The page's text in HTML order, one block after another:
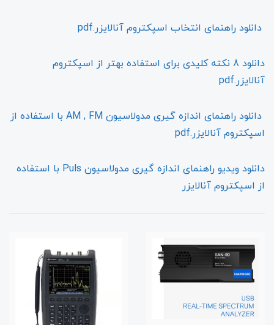
دانلود راهنمای انتخاب اسپکتروم آنالایزر.pdf
دانلود 8 نکته کلیدی برای استفاده بهتر از اسپکتروم
آنالایزر.pdf
دانلود راهنمای اندازه گیری مدولاسیون AM , FM با استفاده از
اسپکتروم آنالایزر.pdf
دانلود ویدیو راهنمای اندازه گیری مدولاسیون Puls با استفاده
از اسپکتروم آنالایزر